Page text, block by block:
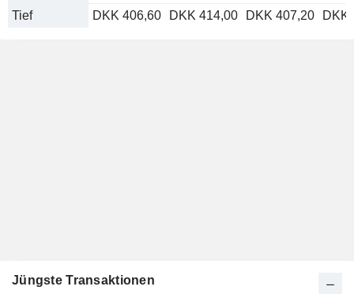
Tief
DKK 406,60 DKK 414,00 DKK 407,20 DKK
Jüngste Transaktionen